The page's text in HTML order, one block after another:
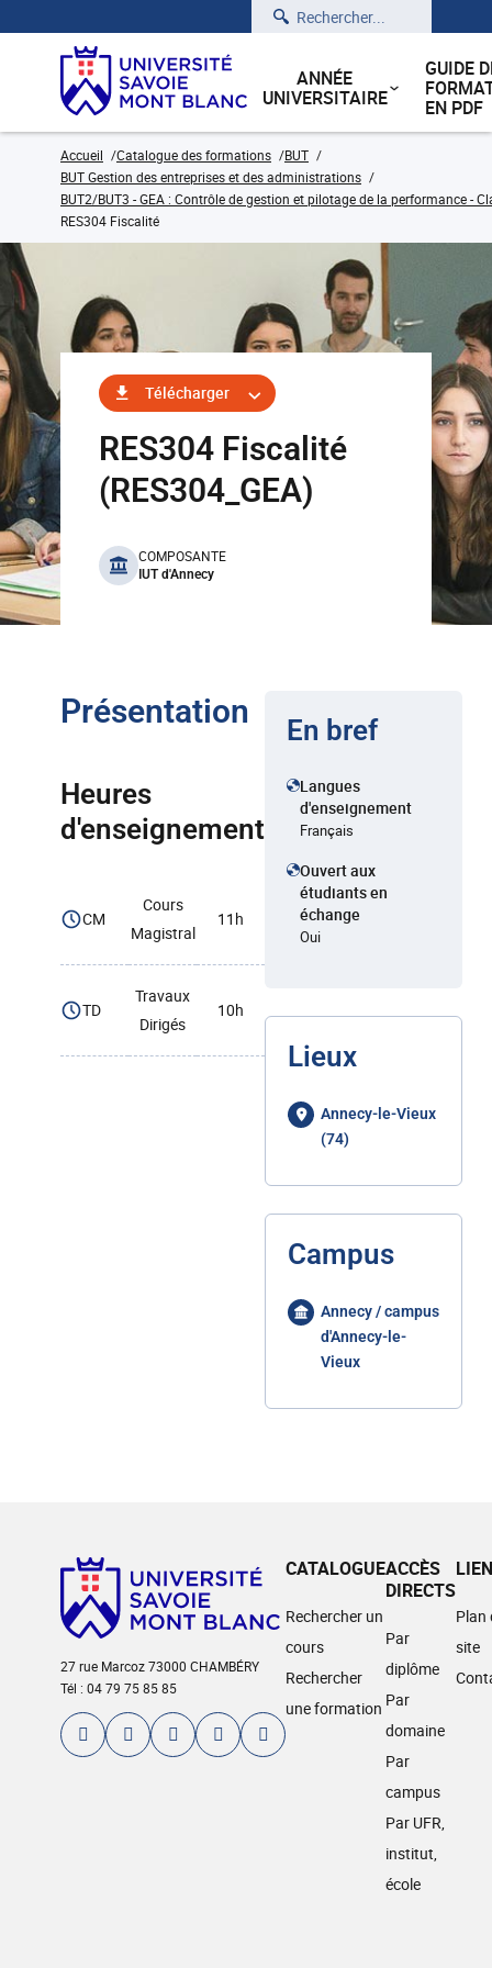
Rechercher
ANNÉE
UNIVERSITAIRE
GUIDE
EN PDF
Accueil Catalogue des formations
BUT
BUT Gestion des entreprises et des administrations
BUT2/BUT3 - GEA : Contrôle de gestion et pilotage de la performance -
RES304 Fiscalité
Télécharger
RES304 Fiscalité
(RES304_GEA)
benefits
COMPOSANTE
IUT d'Annecy
Présentation
Heures
d'enseignement
CM
Cours
Magistral
11h
TD
Travaux
Dirigés
10h
En bref
Langues
d'enseignement
Français
Ouvert aux
étudiants en
échange
Oui
Lieux
Annecy-le-Vieux
(74)
Campus
Annecy / campus
d'Annecy-le-
Vieux
27 rue Marcoz 73000 CHAMBÉRY
Tél : 04 79 75 85 85
CATALOGUE
Rechercher un
cours
Rechercher
une formation
ACCÈS
DIRECTS
Par
diplôme
Par
domaine
Par
campus
Par UFR,
institut,
école
Plan
site